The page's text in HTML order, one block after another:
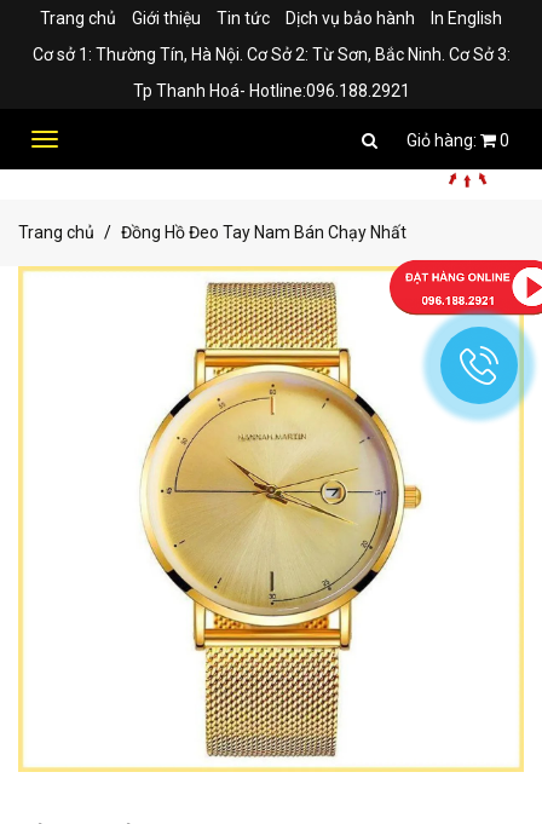
Trang chủ Giới thiệu Tin tức Dịch vụ bảo hành
In English
Cơ sở 1: Thường Tín, Hà Nội. Cơ Sở 2: Từ Sơn, Bắc Ninh. Cơ Sở 3:
Tp Thanh Hoá- Hotline:096.188.2921
Toggle
0
Trang chủ Đồng Hồ Đeo Tay Nam Bán Chạy Nhất